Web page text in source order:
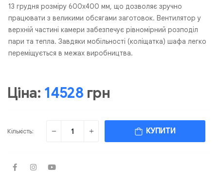
13 грудня розміру 600x400 мм, що дозволяє зручно
працювати з великими обсягами заготовок. Вентилятор у
верхній частині камери забезпечує рівномірний розподіл
пари та тепла. Завдяки мобільності (коліщатка) шафа легко
переміщується в межах виробництва.
Ціна: 14528 грн
Кількість: КУПИТИ